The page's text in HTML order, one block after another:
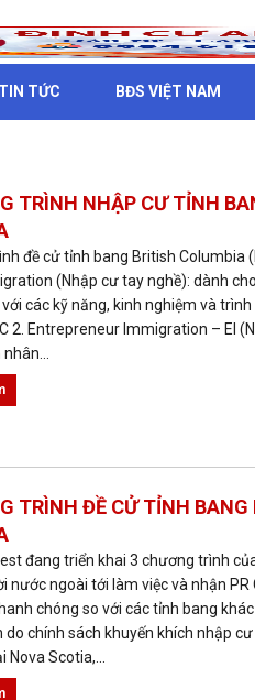
TỨC BĐS VIỆT NAM
đề cử tỉnh bang British Columbia
(Nhập cư tay nghề): dành
các kỹ năng, kinh nghiệm và
2. Entrepreneur Immigration – EI
nhân...
TRÌNH ĐỀ CỬ TỈNH
đang triển khai 3 chương trình
nước ngoài tới làm việc và nhận PR
chóng so với các tỉnh bang
chính sách khuyến khích nhập cư
Nova Scotia,...